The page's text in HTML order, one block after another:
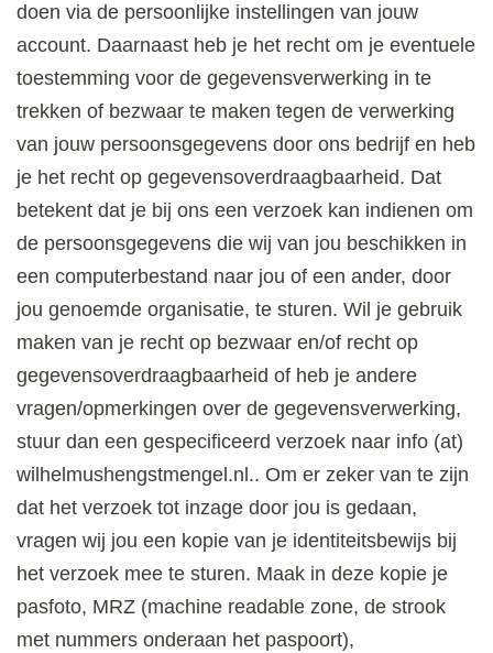
doen via de persoonlijke instellingen van jouw
account. Daarnaast heb je het recht om je eventuele
toestemming voor de gegevensverwerking in te
trekken of bezwaar te maken tegen de verwerking
van jouw persoonsgegevens door ons bedrijf en heb
je het recht op gegevensoverdraagbaarheid. Dat
betekent dat je bij ons een verzoek kan indienen om
de persoonsgegevens die wij van jou beschikken in
een computerbestand naar jou of een ander, door
jou genoemde organisatie, te sturen. Wil je gebruik
maken van je recht op bezwaar en/of recht op
gegevensoverdraagbaarheid of heb je andere
vragen/opmerkingen over de gegevensverwerking,
stuur dan een gespecificeerd verzoek naar info (at)
wilhelmushengstmengel.nl.. Om er zeker van te zijn
dat het verzoek tot inzage door jou is gedaan,
vragen wij jou een kopie van je identiteitsbewijs bij
het verzoek mee te sturen. Maak in deze kopie je
pasfoto, MRZ (machine readable zone, de strook
met nummers onderaan het paspoort),